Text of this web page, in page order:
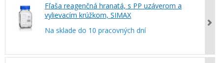
Fľaša reagenčná hranatá, s PP uzáverom a
vylievacím krúžkom, SIMAX
Na sklade do 10 pracovných dní